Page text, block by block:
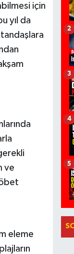
için
yıl da
ve
eleme
2
3
4
5